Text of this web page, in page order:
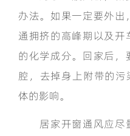
办法。如果一定要外出
通拥挤的高峰期以及开
的化学成分。回家后
腔，去掉身上附带的
体的影响。
居家开窗通风应尽量